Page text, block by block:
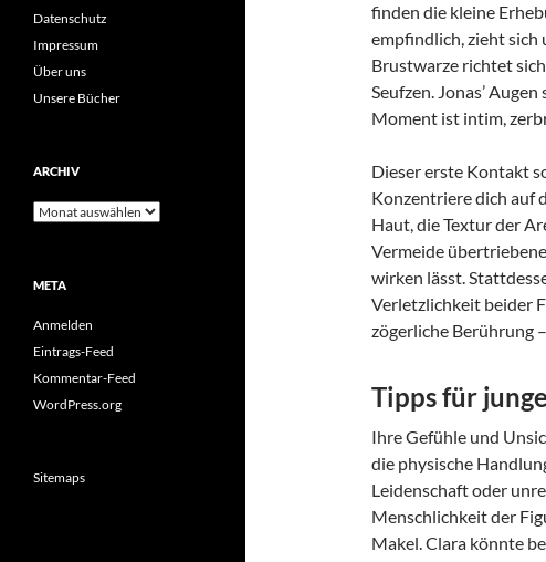
finden die kleine
empfindlich, zieht sich
Brustwarze richtet
Seufzen. Jonas’
Moment ist intim,
Dieser erste Kontakt
Konzentriere dich auf
Haut, die Textur der
Vermeide
wirken lässt.
Verletzlichkeit beider
zögerliche Berührung
Tipps für
Ihre Gefühle und
die physische
Leidenschaft oder
Menschlichkeit der
Makel. Clara könnte
Datenschutz
Impressum
Über uns
Unsere Bücher
ARCHIV
Archiv
META
Anmelden
Eintrags-Feed
Kommentar-Feed
WordPress.org
Sitemaps